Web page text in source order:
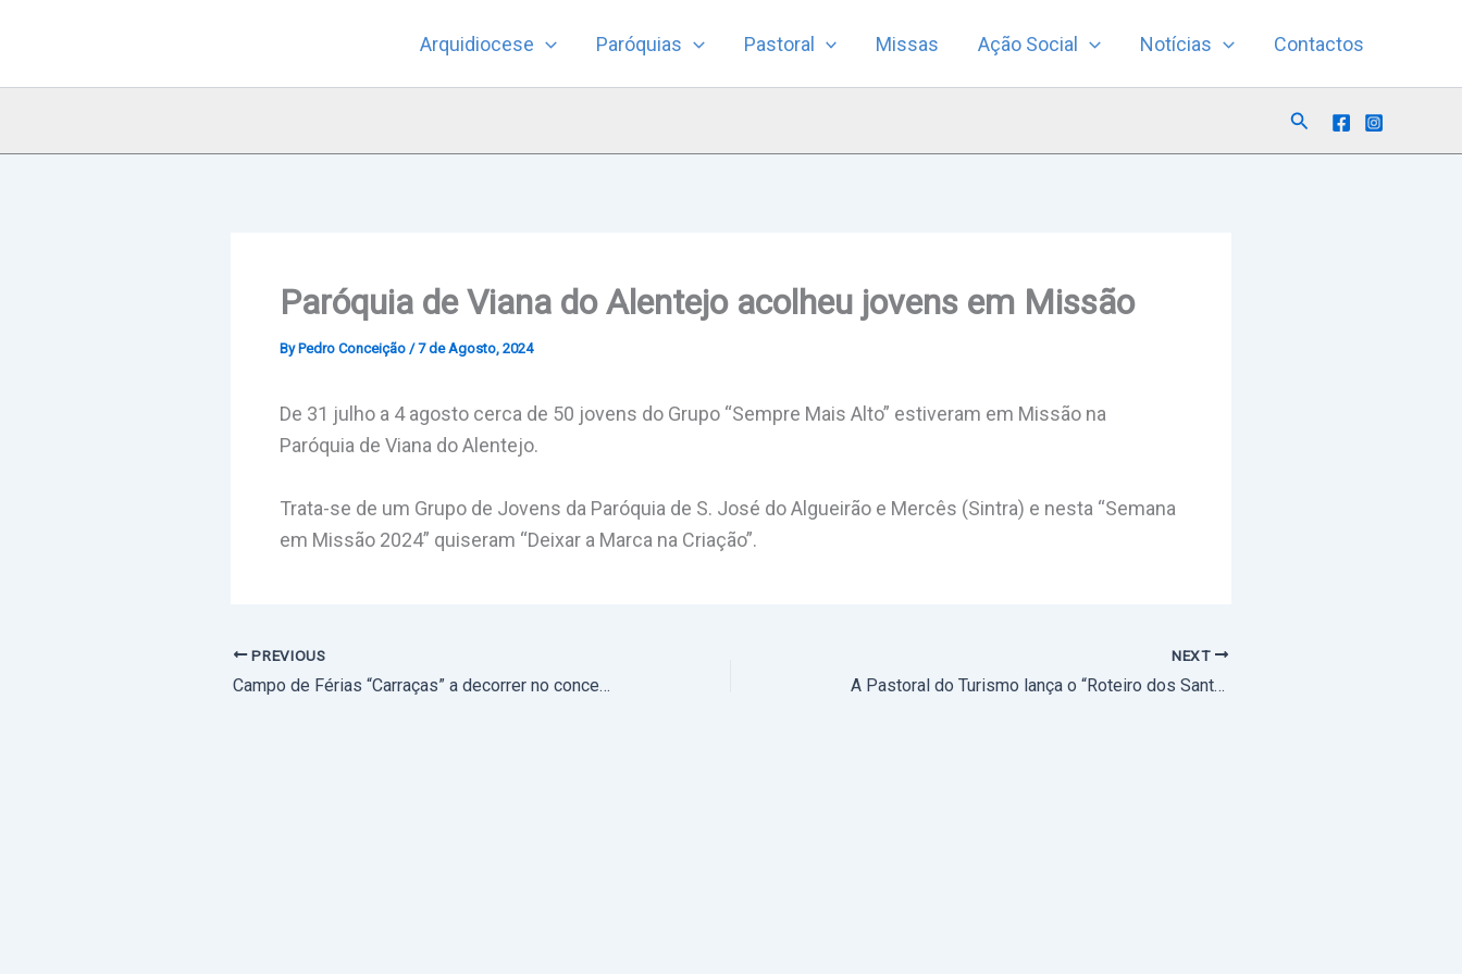
Arquidiocese Paróquias Pastoral Missas Ação Social Notícias Contactos
Search
Paróquia de Viana do Alentejo acolheu jovens em Missão
By Pedro Conceição /7 de Agosto, 2024
De 31 julho a 4 agosto cerca de 50 jovens do Grupo “Sempre Mais Alto” estiveram em Missão na
Paróquia de Viana do Alentejo.
Trata-se de um Grupo de Jovens da Paróquia de S. José do Algueirão e Mercês (Sintra) e nesta “Semana
em Missão 2024” quiseram “Deixar a Marca na Criação”.
PREVIOUS
Campo de Férias “Carraças” a decorrer no concelho de Coruche (com Mensagem do Arcebispo de Évora)
NEXT
A Pastoral do Turismo lança o “Roteiro dos Santuários da Diocese de Évora”